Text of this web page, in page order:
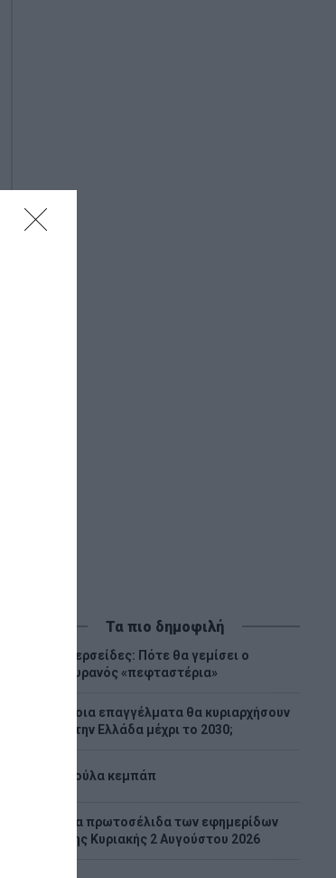
Τα πιο δημοφιλή
Περσείδες: Πότε θα γεμίσει ο
ουρανός «πεφταστέρια»
Ποια επαγγέλματα θα κυριαρχήσουν
στην Ελλάδα μέχρι το 2030;
Λούλα κεμπάπ
Tα πρωτοσέλιδα των εφημερίδων
της Κυριακής 2 Αυγούστου 2026